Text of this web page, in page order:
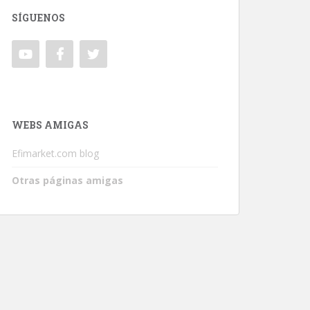
SÍGUENOS
WEBS AMIGAS
Efimarket.com blog
Otras páginas amigas